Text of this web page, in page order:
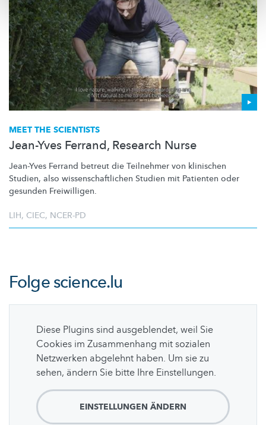
MEET THE SCIENTISTS
Jean-Yves Ferrand, Research Nurse
Jean-Yves Ferrand betreut die Teilnehmer von klinischen
Studien, also wissenschaftlichen Studien mit Patienten oder
gesunden Freiwilligen.
LIH, CIEC, NCER-PD
Folgescience.lu
Diese Plugins sind ausgeblendet, weil Sie
Cookies im Zusammenhang mit sozialen
Netzwerken abgelehnt haben. Um sie zu
sehen, ändern Sie bitte Ihre Einstellungen.
EINSTELLUNGEN ÄNDERN